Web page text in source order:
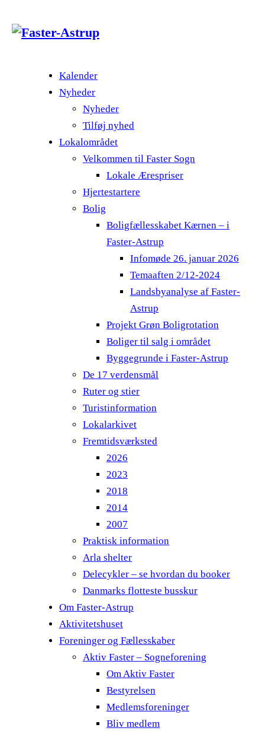
Kalender
Nyheder
Nyheder
Tilføj nyhed
Lokalområdet
Velkommen til Faster Sogn
Lokale Ærespriser
Hjertestartere
Bolig
Boligfællesskabet Kærnen – i
Faster-Astrup
Infomøde 26. januar 2026
Temaaften 2/12-2024
Landsbyanalyse af Faster-
Astrup
Projekt Grøn Boligrotation
Boliger til salg i området
Byggegrunde i Faster-Astrup
De 17 verdensmål
Ruter og stier
Turistinformation
Lokalarkivet
Fremtidsværksted
2026
2023
2018
2014
2007
Praktisk information
Arla shelter
Delecykler – se hvordan du booker
Danmarks flotteste busskur
Om Faster-Astrup
Aktivitetshuset
Foreninger og Fællesskaber
Aktiv Faster – Sogneforening
Om Aktiv Faster
Bestyrelsen
Medlemsforeninger
Bliv medlem